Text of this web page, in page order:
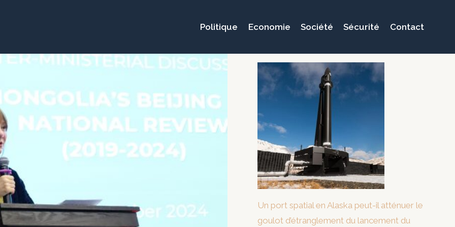
Politique Economie Société Sécurité Contact
Un port spatial en Alaska peut-il atténuer le
goulot d’étranglement du lancement du